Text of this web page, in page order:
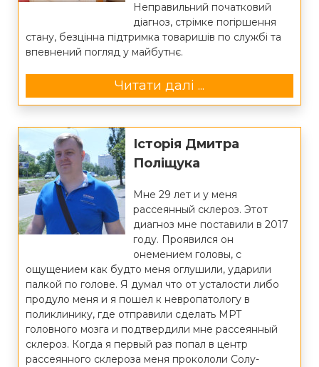
Неправильний початковий
діагноз, стрімке погіршення
стану, безцінна підтримка товаришів по службі та
впевнений погляд у майбутнє.
Читати далі ...
Історія Дмитра
Поліщука
Мне 29 лет и у меня
рассеянный склероз. Этот
диагноз мне поставили в 2017
году. Проявился он
онемением головы, с
ощущением как будто меня оглушили, ударили
палкой по голове. Я думал что от усталости либо
продуло меня и я пошел к невропатологу в
поликлинику, где отправили сделать МРТ
головного мозга и подтвердили мне рассеянный
склероз. Когда я первый раз попал в центр
рассеянного склероза меня прокололи Солу-